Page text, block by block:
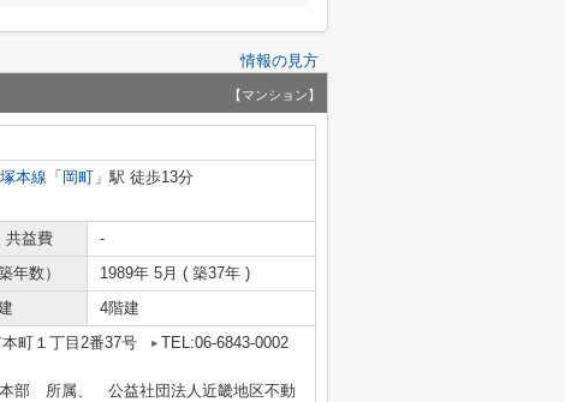
情報の見方
【マンション】
本線 「 岡町 」駅 徒歩13分
共益費
-
年数）
1989年 5月 ( 築37年 )
4階建
町１丁目2番37号
TEL:06-6843-0002
部 所属、 公益社団法人近畿地区不動